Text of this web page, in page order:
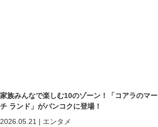
家族みんなで楽しむ10のゾーン！「コアラのマー
チ ランド」がバンコクに登場！
2026.05.21 | エンタメ